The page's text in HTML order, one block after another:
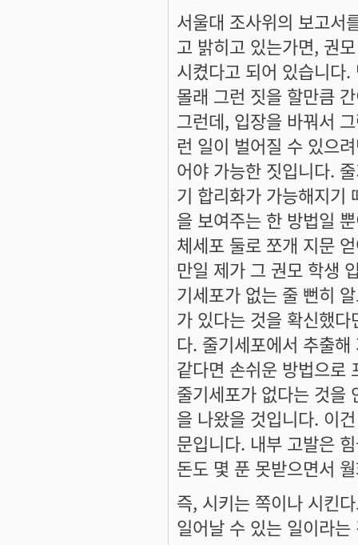
서울대 조사위의 보고서
고 밝히고 있는가면, 권
시켰다고 되어 있습니다
몰래 그런 짓을 할만큼
그런데, 입장을 바꿔서
런 일이 벌어질 수 있으
어야 가능한 짓입니다.
기 합리화가 가능해지기
을 보여주는 한 방법일
체세포 둘로 쪼개 지문
만일 제가 그 권모 학생
기세포가 없는 줄 뻔히
가 있다는 것을 확신했
다. 줄기세포에서 추출
같다면 손쉬운 방법으로
줄기세포가 없다는 것을
을 나왔을 것입니다. 이
문입니다. 내부 고발은
돈도 몇 푼 못받으면서
즉, 시키는 쪽이나 시킨
일어날 수 있는 일이라는